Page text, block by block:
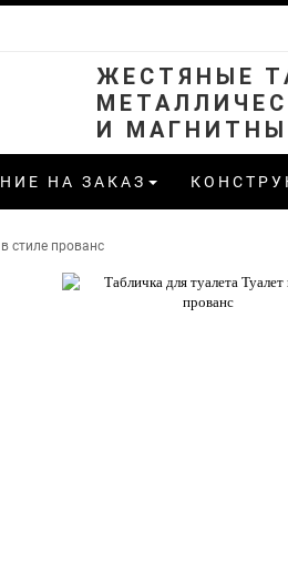
ЖЕСТЯНЫЕ
И
НА ЗАКАЗ
стиле прованс